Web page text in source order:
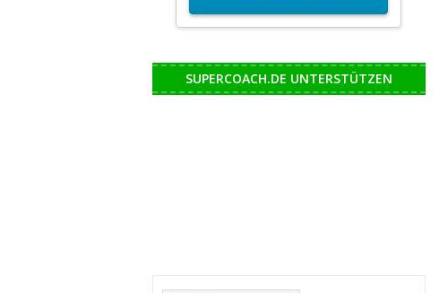
SUPERCOACH.DE UNTERSTÜTZEN